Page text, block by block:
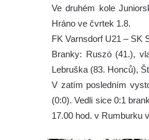
Ve druhém kole
Hráno ve čvrtek 1.8.
FK Varnsdorf U21 – SK
Branky: Ruszó (41.),
Lebruška (83. Honců),
V zatím posledním
(0:0). Vedli sice 0:1
17.00 hod. v Rumburku